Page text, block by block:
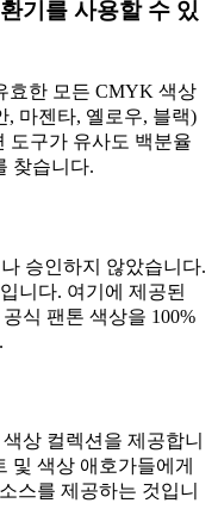
기를 사용할 수 있
효한 모든 CMYK 색상
, 마젠타, 옐로우, 블랙)
도구가 유사도 백분율
찾습니다.
승인하지 않았습니다.
니다. 여기에 제공된
식 팬톤 색상을 100%
상 컬렉션을 제공합니
및 색상 애호가들에게
스를 제공하는 것입니